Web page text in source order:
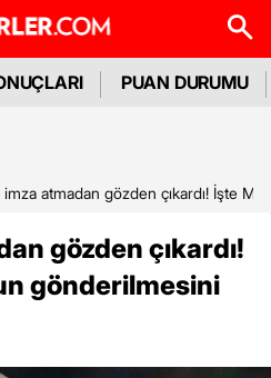
PUAN DURUMU
imza atmadan gözden çıkardı! İşte
gözden çıkardı!
gönderilmesini